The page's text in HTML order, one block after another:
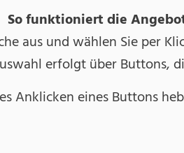
So funktioniert die
aus und wählen Sie per
erfolgt über Buttons,
Anklicken eines Buttons